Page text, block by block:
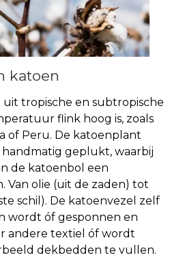
katoen
uit tropische en subtropische
flink hoog is, zoals
of Peru. De katoenplant
geplukt, waarbij
de katoenbol een
Van olie (uit de zaden) tot
schil). De katoenvezel zelf
wordt óf gesponnen en
andere textiel óf wordt
dekbedden te vullen.